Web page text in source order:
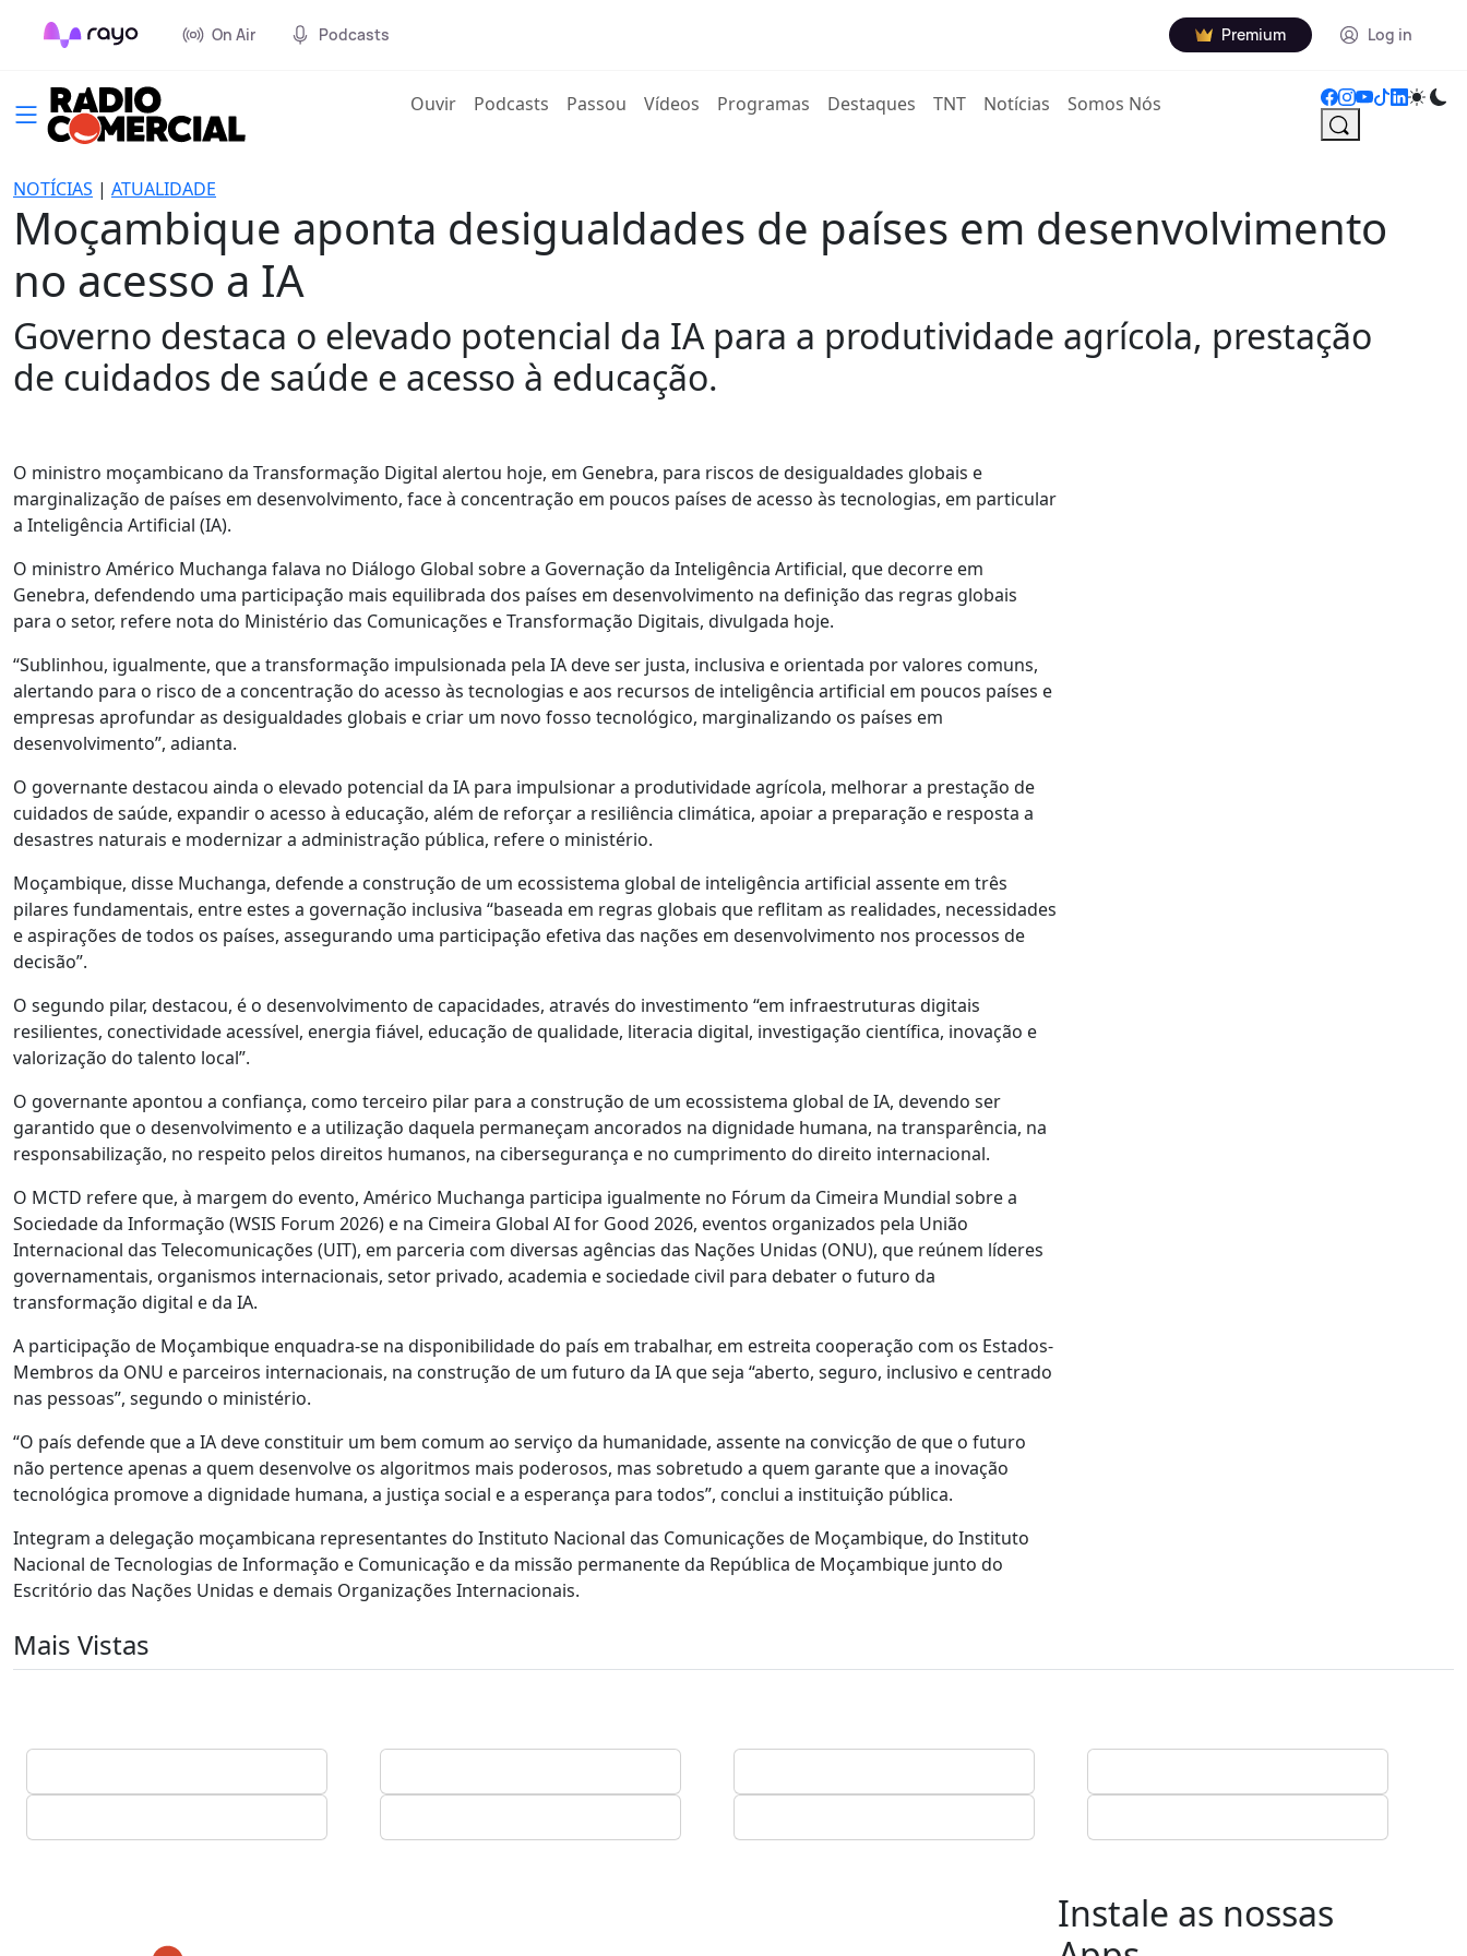
On Air Podcasts Premium Log in
Ouvir(current)
Podcasts Passou Vídeos Programas Destaques TNT Notícias Somos Nós
NOTÍCIAS | ATUALIDADE
Moçambique aponta desigualdades de países em desenvolvimento
no acesso a IA
Governo destaca o elevado potencial da IA para a produtividade agrícola, prestação
de cuidados de saúde e acesso à educação.
O ministro moçambicano da Transformação Digital alertou hoje, em Genebra, para riscos de desigualdades globais e
marginalização de países em desenvolvimento, face à concentração em poucos países de acesso às tecnologias, em particular
a Inteligência Artificial (IA).
O ministro Américo Muchanga falava no Diálogo Global sobre a Governação da Inteligência Artificial, que decorre em
Genebra, defendendo uma participação mais equilibrada dos países em desenvolvimento na definição das regras globais
para o setor, refere nota do Ministério das Comunicações e Transformação Digitais, divulgada hoje.
“Sublinhou, igualmente, que a transformação impulsionada pela IA deve ser justa, inclusiva e orientada por valores comuns,
alertando para o risco de a concentração do acesso às tecnologias e aos recursos de inteligência artificial em poucos países e
empresas aprofundar as desigualdades globais e criar um novo fosso tecnológico, marginalizando os países em
desenvolvimento”, adianta.
O governante destacou ainda o elevado potencial da IA para impulsionar a produtividade agrícola, melhorar a prestação de
cuidados de saúde, expandir o acesso à educação, além de reforçar a resiliência climática, apoiar a preparação e resposta a
desastres naturais e modernizar a administração pública, refere o ministério.
Moçambique, disse Muchanga, defende a construção de um ecossistema global de inteligência artificial assente em três
pilares fundamentais, entre estes a governação inclusiva “baseada em regras globais que reflitam as realidades, necessidades
e aspirações de todos os países, assegurando uma participação efetiva das nações em desenvolvimento nos processos de
decisão”.
O segundo pilar, destacou, é o desenvolvimento de capacidades, através do investimento “em infraestruturas digitais
resilientes, conectividade acessível, energia fiável, educação de qualidade, literacia digital, investigação científica, inovação e
valorização do talento local”.
O governante apontou a confiança, como terceiro pilar para a construção de um ecossistema global de IA, devendo ser
garantido que o desenvolvimento e a utilização daquela permaneçam ancorados na dignidade humana, na transparência, na
responsabilização, no respeito pelos direitos humanos, na cibersegurança e no cumprimento do direito internacional.
O MCTD refere que, à margem do evento, Américo Muchanga participa igualmente no Fórum da Cimeira Mundial sobre a
Sociedade da Informação (WSIS Forum 2026) e na Cimeira Global AI for Good 2026, eventos organizados pela União
Internacional das Telecomunicações (UIT), em parceria com diversas agências das Nações Unidas (ONU), que reúnem líderes
governamentais, organismos internacionais, setor privado, academia e sociedade civil para debater o futuro da
transformação digital e da IA.
A participação de Moçambique enquadra-se na disponibilidade do país em trabalhar, em estreita cooperação com os Estados-
Membros da ONU e parceiros internacionais, na construção de um futuro da IA que seja “aberto, seguro, inclusivo e centrado
nas pessoas”, segundo o ministério.
“O país defende que a IA deve constituir um bem comum ao serviço da humanidade, assente na convicção de que o futuro
não pertence apenas a quem desenvolve os algoritmos mais poderosos, mas sobretudo a quem garante que a inovação
tecnológica promove a dignidade humana, a justiça social e a esperança para todos”, conclui a instituição pública.
Integram a delegação moçambicana representantes do Instituto Nacional das Comunicações de Moçambique, do Instituto
Nacional de Tecnologias de Informação e Comunicação e da missão permanente da República de Moçambique junto do
Escritório das Nações Unidas e demais Organizações Internacionais.
Mais Vistas
Instale as nossas